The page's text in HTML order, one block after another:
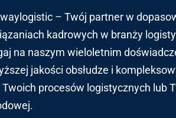
– Twój partner w
kadrowych w branży
na naszym wieloletnim
jakości obsłudze i
Twoich procesów logistycznych lub